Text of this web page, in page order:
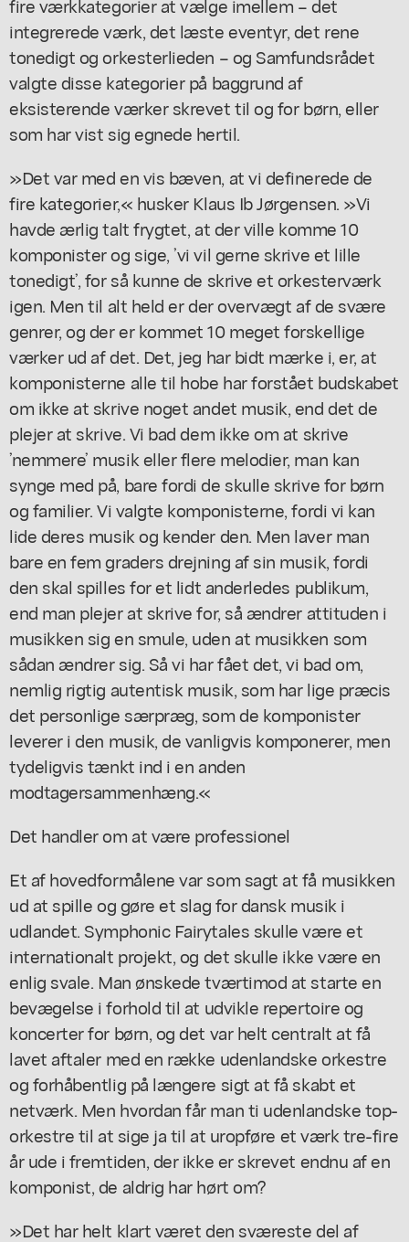
integrerede værk, det læste eventyr, det rene
tonedigt og orkesterlieden – og Samfundsrådet
valgte disse kategorier på baggrund af
eksisterende værker skrevet til og for børn, eller
som har vist sig egnede hertil.
»Det var med en vis bæven, at vi definerede de
fire kategorier,« husker Klaus Ib Jørgensen. »Vi
havde ærlig talt frygtet, at der ville komme 10
komponister og sige, ’vi vil gerne skrive et lille
tonedigt’, for så kunne de skrive et orkesterværk
igen. Men til alt held er der overvægt af de svære
genrer, og der er kommet 10 meget forskellige
værker ud af det. Det, jeg har bidt mærke i, er, at
komponisterne alle til hobe har forstået budskabet
om ikke at skrive noget andet musik, end det de
plejer at skrive. Vi bad dem ikke om at skrive
’nemmere’ musik eller flere melodier, man kan
synge med på, bare fordi de skulle skrive for børn
og familier. Vi valgte komponisterne, fordi vi kan
lide deres musik og kender den. Men laver man
bare en fem graders drejning af sin musik, fordi
den skal spilles for et lidt anderledes publikum,
end man plejer at skrive for, så ændrer attituden i
musikken sig en smule, uden at musikken som
sådan ændrer sig. Så vi har fået det, vi bad om,
nemlig rigtig autentisk musik, som har lige præcis
det personlige særpræg, som de komponister
leverer i den musik, de vanligvis komponerer, men
tydeligvis tænkt ind i en anden
modtagersammenhæng.«
Det handler om at være professionel
Et af hovedformålene var som sagt at få musikken
ud at spille og gøre et slag for dansk musik i
udlandet. Symphonic Fairytales skulle være et
internationalt projekt, og det skulle ikke være en
enlig svale. Man ønskede tværtimod at starte en
bevægelse i forhold til at udvikle repertoire og
koncerter for børn, og det var helt centralt at få
lavet aftaler med en række udenlandske orkestre
og forhåbentlig på længere sigt at få skabt et
netværk. Men hvordan får man ti udenlandske top-
orkestre til at sige ja til at uropføre et værk tre-fire
år ude i fremtiden, der ikke er skrevet endnu af en
komponist, de aldrig har hørt om?
»Det har helt klart været den sværeste del af